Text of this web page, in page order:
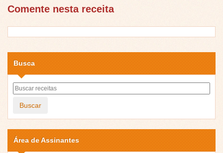
Comente nesta receita
Busca
Buscar
Área de Assinantes